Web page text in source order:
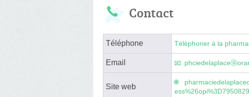
Contact
Téléphone Téléphoner à la
Email
Site web